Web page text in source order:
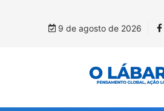
9 de agosto de 2026